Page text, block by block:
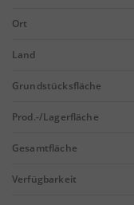
Ort
Land
Grundstücksfläche
Prod.-/Lagerfläche
Gesamtfläche
Verfügbarkeit